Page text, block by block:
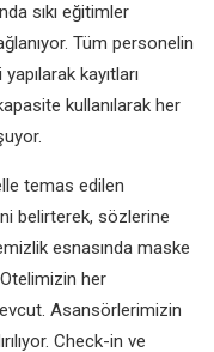
sıkı eğitimler
Tüm personelin
kayıtları
kullanılarak her
temas edilen
belirterek, sözlerine
esnasında maske
her
Asansörlerimizin
Check-in ve